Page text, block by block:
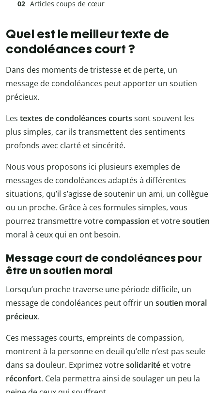
Articles coups de cœur
Quel est le meilleur texte de
condoléances court ?
Dans des moments de tristesse et de perte, un
message de condoléances peut apporter un soutien
précieux.
Les textes de condoléances courts sont souvent les
plus simples, car ils transmettent des sentiments
profonds avec clarté et sincérité.
Nous vous proposons ici plusieurs exemples de
messages de condoléances adaptés à différentes
situations, qu’il s’agisse de soutenir un ami, un collègue
ou un proche. Grâce à ces formules simples, vous
pourrez transmettre votrecompassion et votresoutien
moral à ceux qui en ont besoin.
Message court de condoléances pour
être un soutien moral
Lorsqu’un proche traverse une période difficile, un
message de condoléances peut offrir un soutien moral
précieux.
Ces messages courts, empreints de compassion,
montrent à la personne en deuil qu’elle n’est pas seule
dans sa douleur. Exprimez votresolidarité et votre
réconfort. Cela permettra ainsi de soulager un peu la